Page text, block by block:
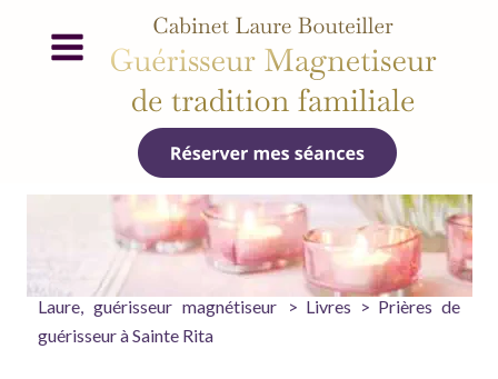
Laure, guérisseur magnétiseur > Livres > Prières de
guérisseur à Sainte Rita